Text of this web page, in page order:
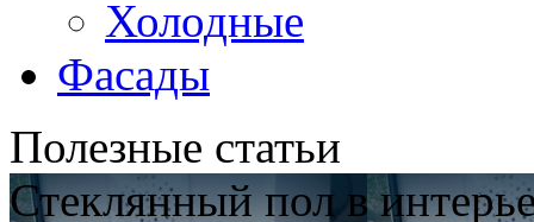
Холодные
Фасады
Полезные статьи
Стеклянный пол в